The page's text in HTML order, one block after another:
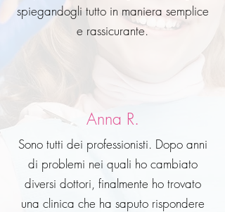
spiegandogli tutto in maniera semplice
e rassicurante.
Anna R.
Sono tutti dei professionisti. Dopo anni
di problemi nei quali ho cambiato
diversi dottori, finalmente ho trovato
una clinica che ha saputo rispondere